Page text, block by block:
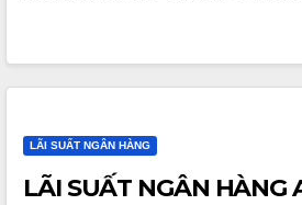
LÃI SUẤT NGÂN HÀNG
LÃI SUẤT NGÂN HÀNG